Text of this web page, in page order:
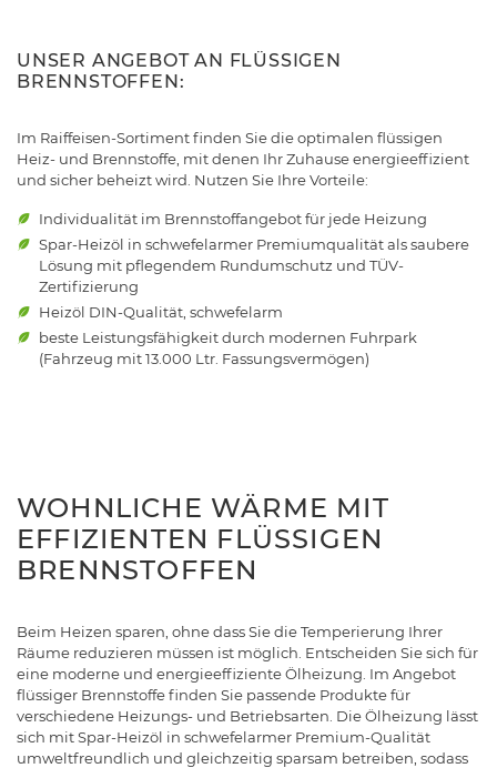
UNSER ANGEBOT AN FLÜSSIGEN
BRENNSTOFFEN:
Im Raiffeisen-Sortiment finden Sie die optimalen flüssigen
Heiz- und Brennstoffe, mit denen Ihr Zuhause energieeffizient
und sicher beheizt wird. Nutzen Sie Ihre Vorteile:
Individualität im Brennstoffangebot für jede Heizung
Spar-Heizöl in schwefelarmer Premiumqualität als saubere
Lösung mit pflegendem Rundumschutz und TÜV-
Zertifizierung
Heizöl DIN-Qualität, schwefelarm
beste Leistungsfähigkeit durch modernen Fuhrpark
(Fahrzeug mit 13.000 Ltr. Fassungsvermögen)
WOHNLICHE WÄRME MIT
EFFIZIENTEN FLÜSSIGEN
BRENNSTOFFEN
Beim Heizen sparen, ohne dass Sie die Temperierung Ihrer
Räume reduzieren müssen ist möglich. Entscheiden Sie sich für
eine moderne und energieeffiziente Ölheizung. Im Angebot
flüssiger Brennstoffe finden Sie passende Produkte für
verschiedene Heizungs- und Betriebsarten. Die Ölheizung lässt
sich mit Spar-Heizöl in schwefelarmer Premium-Qualität
umweltfreundlich und gleichzeitig sparsam betreiben, sodass